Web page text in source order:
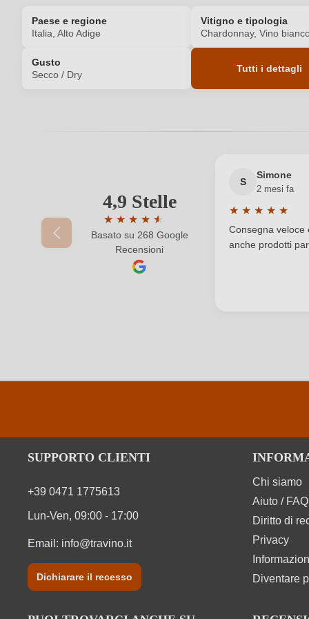
Paese e regione
Italia, Alto Adige
Vitigno e tipologia
Chardonnay, Vino
Gusto
Secco / Dry
Tutti i dettagli
Cantina Tramin Soc. Agr. Coop,
Produttore
Valore energetico
Carboidrati di cui zuccheri
Ingredienti
4,9 Stelle
★ ★ ★ ★ ★
★
Valutazione media di 4.9 su 5 stelle
Basato su 268 Google
Recensioni
S
Simone
2 mesi fa
★ ★ ★ ★ ★
Valutazione
Consegna veloce
anche prodotti
SUPPORTO CLIENTI
+39 0471 1775613
Lun-Ven, 09:00 - 17:00
Email: info@travino.it
Dichiarare il recesso
Chi siamo
Aiuto / FAQ
Diritto di
Privacy
Diventare